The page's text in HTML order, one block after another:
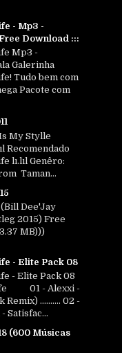
- Mp3 -
Download :::
Mp3 -
Galerinha
Tudo bem com
Pacote com
My Stylle
Recomendado
lı.lıl Genêro:
Taman...
(Bill Dee'Jay
2015) Free
MB)))
- Elite Pack 08
- Elite Pack 08
01 - Alexxi -
.......... 02 -
Satisfac...
(600 Músicas